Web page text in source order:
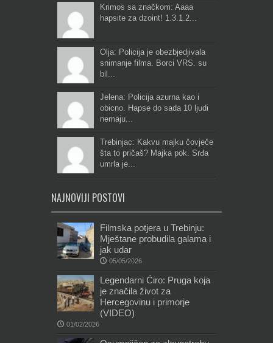
Krimos sa značkom: Aaaa
hapsite za dzoint! 1.3.1.2...
Olja: Policija je obezbjedjivala
snimanje filma. Borci VRS. su
bil...
Jelena: Policija azurna kao i
obicno. Hapse do sada 10 ljudi
nemaju...
Trebinjac: Kakvu majku čovječe
šta to pričaš? Majka pok. Srđa
umrla je...
NAJNOVIJI POSTOVI
Filmska potjera u Trebinju:
Mještane probudila galama i
jak udar
05/05/2026
Legendarni Ćiro: Pruga koja
je značila život za
Hercegovinu i primorje
(VIDEO)
01/02/2026